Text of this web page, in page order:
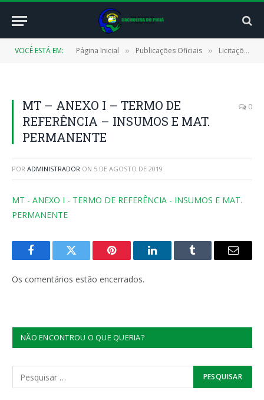
VOCÊ ESTÁ EM: Página Inicial » Publicações Oficiais » Licitações
MT – ANEXO I – TERMO DE
REFERÊNCIA – INSUMOS E MAT.
PERMANENTE
0
POR ADMINISTRADOR ON 5 DE AGOSTO DE 2019
MT - ANEXO I - TERMO DE REFERÊNCIA - INSUMOS E MAT.
PERMANENTE
FacebookTwitter Pinterest LinkedInTumblr
E-
Os comentários estão encerrados.
NÃO ENCONTROU O QUE QUERIA?